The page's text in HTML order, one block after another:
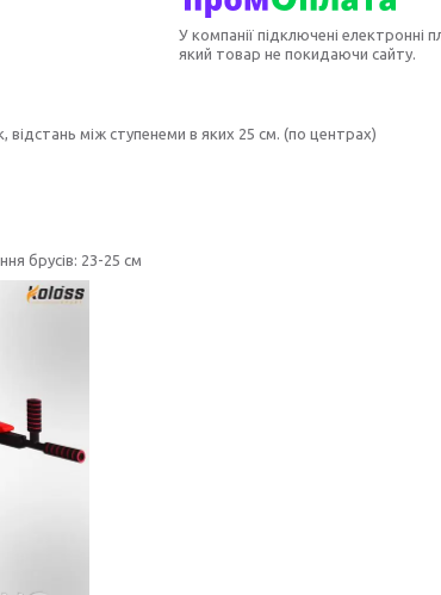
У компанії підключені
який товар не покидаючи сайту.
відстань між ступенеми в яких 25 см. (по центрах)
брусів: 23-25 см